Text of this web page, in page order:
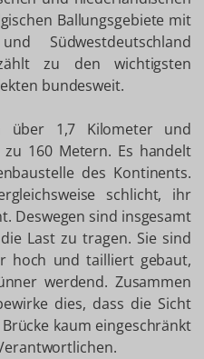
Ballungsgebiete mit
Südwestdeutschland
zu den wichtigsten
bundesweit.
über 1,7 Kilometer und
160 Metern. Es handelt
des Kontinents.
schlicht, ihr
Deswegen sind insgesamt
Last zu tragen. Sie sind
hoch und tailliert gebaut,
werdend. Zusammen
dies, dass die Sicht
kaum eingeschränkt